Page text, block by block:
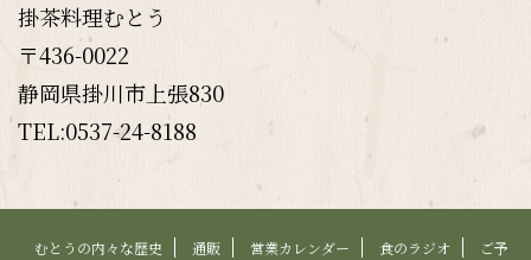
掛茶料理むとう
〒436-0022
静岡県掛川市上張830
TEL:0537-24-8188
むとうの内々な歴史 通販 営業カレンダー 食のラジオ
ご予